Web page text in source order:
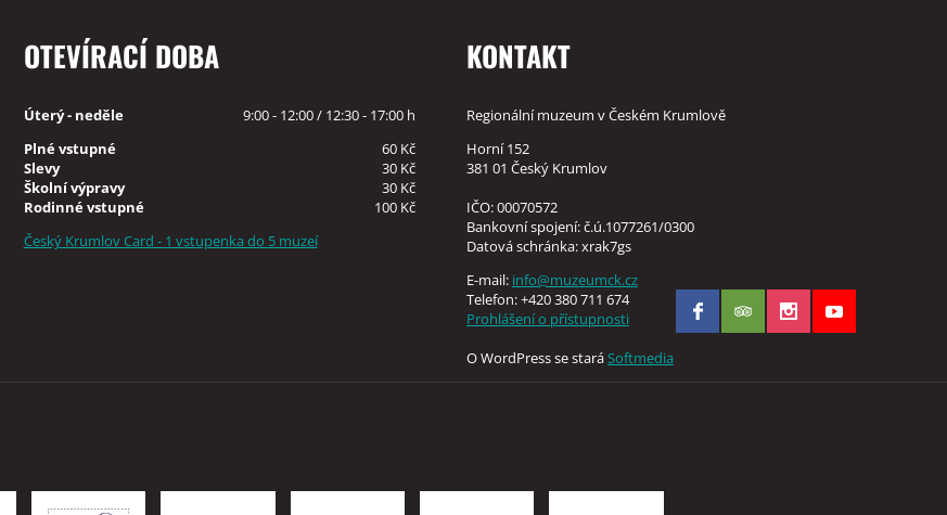
OTEVÍRACÍ DOBA
Úterý - neděle
9:00 - 12:00 / 12:30 - 17:00 h
Plné vstupné
60 Kč
Slevy
30 Kč
Školní výpravy
30 Kč
Rodinné vstupné
100 Kč
Český Krumlov Card - 1 vstupenka do 5 muzeí
KONTAKT
Regionální muzeum v Českém Krumlově
Horní 152
381 01 Český Krumlov
IČO: 00070572
Bankovní spojení: č.ú.1077261/0300
Datová schránka: xrak7gs
E-mail: info@muzeumck.cz
Telefon: +420 380 711 674
Prohlášení o přístupnosti
O WordPress se stará Softmedia